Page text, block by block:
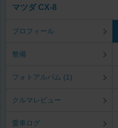
マツダ CX-8
プロフィール
整備
フォトアルバム (1)
クルマレビュー
愛車ログ